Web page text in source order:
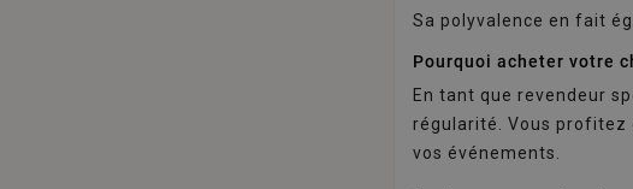
Sa polyvalence en fait
Pourquoi acheter votre
En tant que revendeur
régularité. Vous profitez
vos événements.